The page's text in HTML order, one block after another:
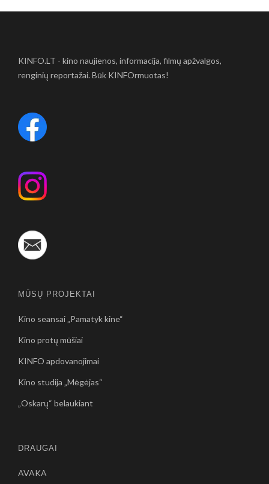
KINFO.LT - kino naujienos, informacija, filmų apžvalgos,
renginių reportažai. Būk KINFOrmuotas!
MŪSŲ PROJEKTAI
Kino seansai „Pamatyk kine“
Kino protų mūšiai
KINFO apdovanojimai
Kino studija „Mėgėjas“
„Oskarų“ belaukiant
DRAUGAI
AVAKA